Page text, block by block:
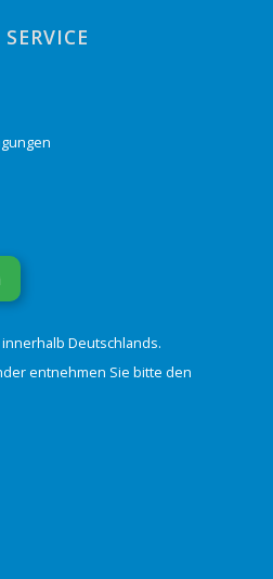
Deutschlands.
entnehmen Sie bitte den